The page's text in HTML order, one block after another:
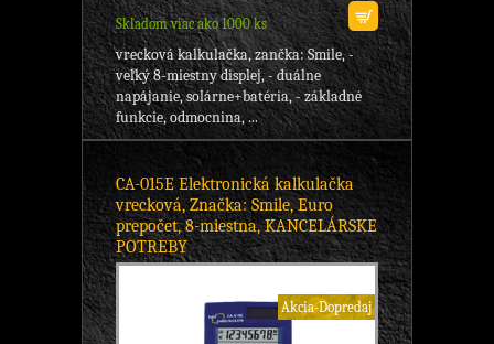
Skladom viac ako 1000 ks
vrecková kalkulačka, zančka: Smile, -
veľký 8-miestny displej, - duálne
napájanie, solárne+batéria, - základné
funkcie, odmocnina, ...
CA-015E Elektronická kalkulačka
vrecková, Značka: Smile, Euro
prepočet, 8-miestna, KANCELÁRSKE
POTREBY
Akcia-Dopredaj